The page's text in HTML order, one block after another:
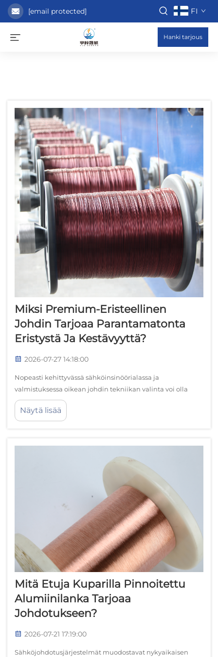
[email protected] FI
Hanki tarjous
Miksi Premium-Eristeellinen
Johdin Tarjoaa Parantamatonta
Eristystä Ja Kestävyyttä?
2026-07-27 14:18:00
Nopeasti kehittyvässä sähköinsinöörialassa ja
valmistuksessa oikean johdin tekniikan valinta voi olla
ratkaiseva tekijä projektin onnistumisen ja kalliiden
epäonnistumisten välillä. Premium-eristeellinen johdin on
Näytä lisää
Mitä Etuja Kuparilla Pinnoitettu
Alumiinilanka Tarjoaa
Johdotukseen?
2026-07-21 17:19:00
Sähköjohdotusjärjestelmät muodostavat nykyaikaisen